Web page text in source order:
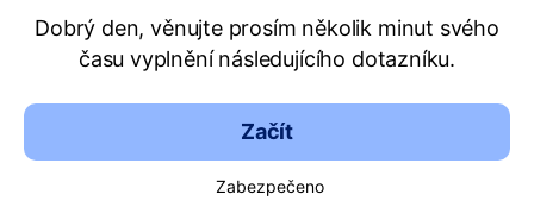
Dobrý den, věnujte prosím několik minut svého
času vyplnění následujícího dotazníku.
Začít
Zabezpečeno